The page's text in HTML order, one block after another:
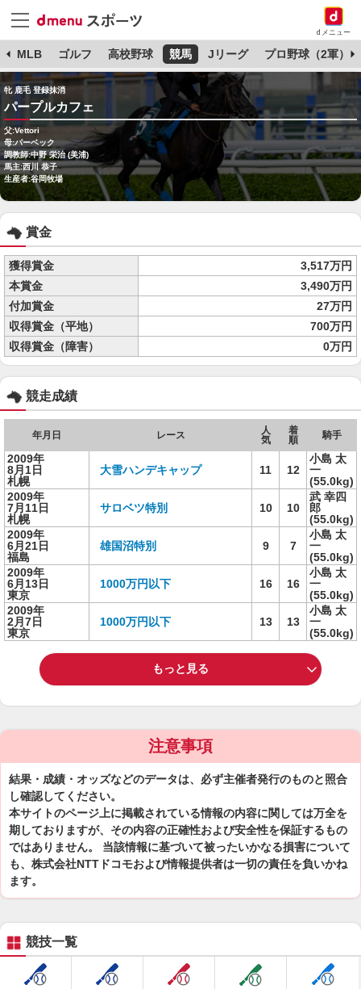
dメニュー
MLB ゴルフ 高校野球 競馬 Jリーグ プロ野球（2軍）
牝 鹿毛 登録抹消
パープルカフェ
父:Vettori
母:パーベック
調教師:中野 栄治 (美浦)
馬主:西川 恭子
生産者:谷岡牧場
賞金
獲得賞金
3,517万円
本賞金
3,490万円
付加賞金
27万円
収得賞金（平地）
700万円
収得賞金（障害）
0万円
競走成績
年月日 レース
人
気
着
順
騎手
2009年
8月1日
札幌
大雪ハンデキャップ 11 12
小島 太
一
(55.0kg)
2009年
7月11日
札幌
サロベツ特別 10 10
武 幸四
郎
(55.0kg)
2009年
6月21日
福島
雄国沼特別 9 7
小島 太
一
(55.0kg)
2009年
6月13日
東京
1000万円以下 16 16
小島 太
一
(55.0kg)
2009年
2月7日
東京
1000万円以下 13 13
小島 太
一
(55.0kg)
もっと見る
注意事項
結果・成績・オッズなどのデータは、必ず主催者発行のものと照合
し確認してください。
本サイトのページ上に掲載されている情報の内容に関しては万全を
期しておりますが、その内容の正確性および安全性を保証するもの
ではありません。 当該情報に基づいて被ったいかなる損害について
も、株式会社NTTドコモおよび情報提供者は一切の責任を負いかね
ます。
競技一覧